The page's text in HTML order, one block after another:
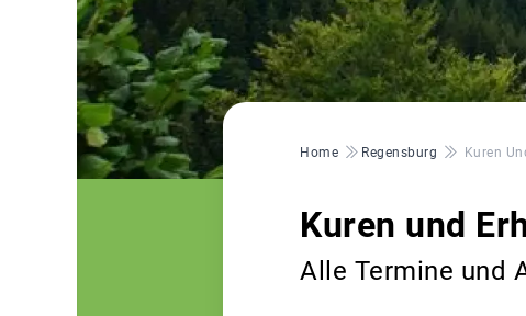
Pfadnavigation
Home Regensburg Kuren
Kuren und
Alle Termine und